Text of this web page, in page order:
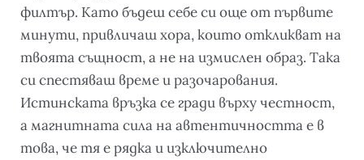
филтър. Като бъдеш себе си още от първите
минути, привличаш хора, които откликват на
твоята същност, а не на измислен образ. Така
си спестяваш време и разочарования.
Истинската връзка се гради върху честност,
а магнитната сила на автентичността е в
това, че тя е рядка и изключително